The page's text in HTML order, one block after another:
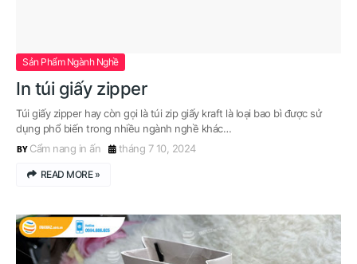
Sản Phẩm Ngành Nghề
In túi giấy zipper
Túi giấy zipper hay còn gọi là túi zip giấy kraft là loại bao bì được sử
dụng phổ biến trong nhiều ngành nghề khác…
Cẩm nang in ấn
tháng 7 10, 2024
READ MORE »